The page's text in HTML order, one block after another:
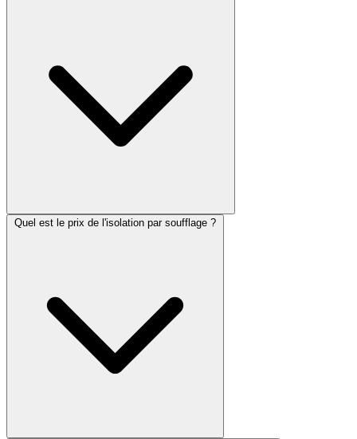
Quel est le prix de l'isolation par soufflage ?